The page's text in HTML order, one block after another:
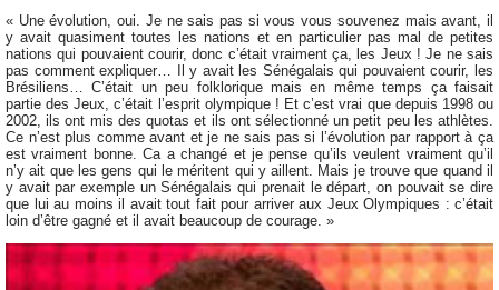
« Une évolution, oui. Je ne sais pas si vous vous souvenez mais avant, il
y avait quasiment toutes les nations et en particulier pas mal de petites
nations qui pouvaient courir, donc c’était vraiment ça, les Jeux ! Je ne sais
pas comment expliquer… Il y avait les Sénégalais qui pouvaient courir, les
Brésiliens… C’était un peu folklorique mais en même temps ça faisait
partie des Jeux, c’était l’esprit olympique ! Et c’est vrai que depuis 1998 ou
2002, ils ont mis des quotas et ils ont sélectionné un petit peu les athlètes.
Ce n’est plus comme avant et je ne sais pas si l’évolution par rapport à ça
est vraiment bonne. Ca a changé et je pense qu’ils veulent vraiment qu’il
n’y ait que les gens qui le méritent qui y aillent. Mais je trouve que quand il
y avait par exemple un Sénégalais qui prenait le départ, on pouvait se dire
que lui au moins il avait tout fait pour arriver aux Jeux Olympiques : c’était
loin d’être gagné et il avait beaucoup de courage. »